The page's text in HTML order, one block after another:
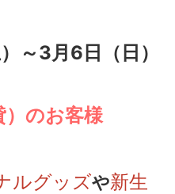
～3月6日（日）
）のお客様
ルグッズや新生